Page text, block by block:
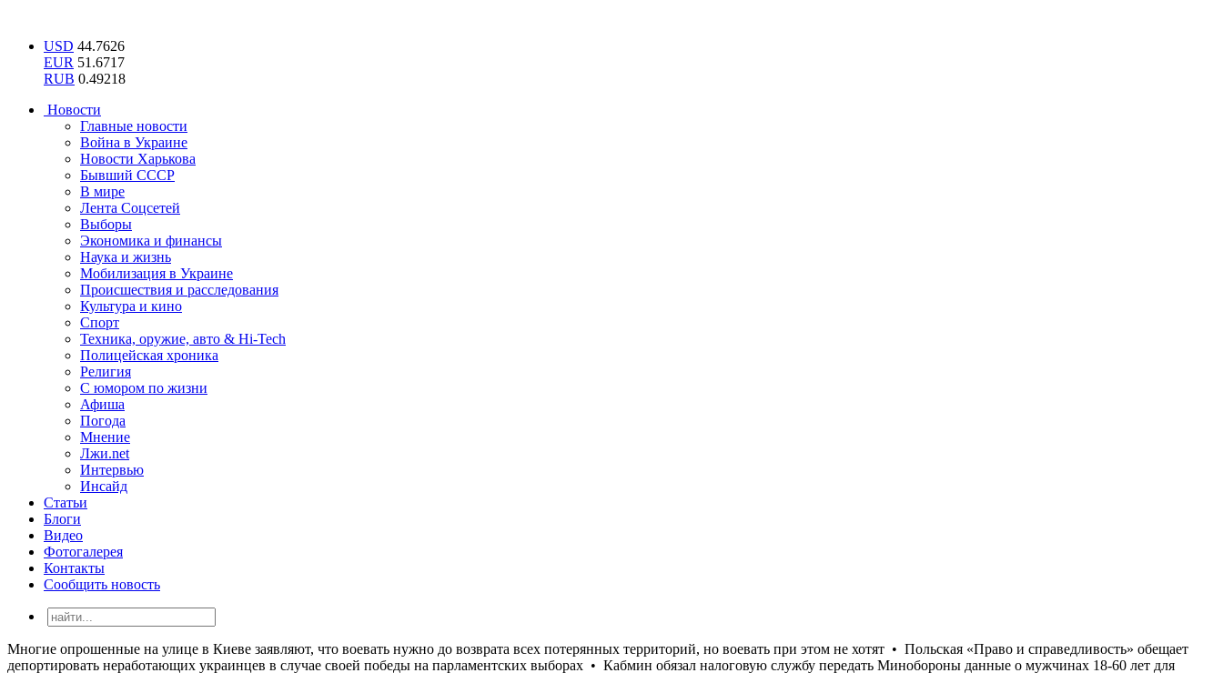
USD 44.7626
EUR 51.6717
RUB 0.49218
Новости
Главные новости
Война в Украине
Новости Харькова
Бывший СССР
В мире
Лента Соцсетей
Выборы
Экономика и финансы
Наука и жизнь
Мобилизация в Украине
Происшествия и расследования
Культура и кино
Спорт
Техника, оружие, авто & Hi-Tech
Полицейская хроника
Религия
С юмором по жизни
Афиша
Погода
Мнение
Лжи.net
Интервью
Инсайд
Статьи
Блоги
Видео
Фотогалерея
Контакты
Сообщить новость
Многие опрошенные на улице в Киеве заявляют, что воевать нужно до возврата всех потерянных территорий, но воевать при этом не хотят • Польская «Право и справедливость» обещает депортировать неработающих украинцев в случае своей победы на парламентских выборах • Кабмин обязал налоговую службу передать Минобороны данные о мужчинах 18-60 лет для проверки их воинского учета • Только с начала июля Россия уничтожила более 400 000 кв. м складов и логистических комплексов украинского бизнеса • Страны ЕС отказываются от передачи Украине перехватчиков к Patriot, опасаясь потратить все запасы • США отказали Украине в назначении Умерова послом • Стефанишина "наныла" залог меньше, чем просил адвокат • Бывший командующий логистикой Воздушных сил Андрей Украинец получил новое подозрение по коррупционному делу • «Осторожный оптимизм, который преобладал у украинской стороны в начале лета, в значительной степени исчез», - Юлиан Репке • «Моя твоя не понимай»: Кандидат в судьи МУС от Украины не прошел собеседование на английском и французском языках • Многие опрошенные на улице в Киеве заявляют, что воевать нужно до возврата всех потерянных территорий, но воевать при этом не хотят • Польская «Право и справедливость» обещает депортировать неработающих украинцев в случае своей победы на парламентских выборах • Кабмин обязал налоговую службу передать Минобороны данные о мужчинах 18-60 лет для проверки их воинского учета • Только с начала июля Россия уничтожила более 400 000 кв. м складов и логистических комплексов украинского бизнеса • Страны ЕС отказываются от передачи Украине перехватчиков к Patriot, опасаясь потратить все запасы • США отказали Украине в назначении Умерова послом • Стефанишина "наныла" залог меньше, чем просил адвокат • Бывший командующий логистикой Воздушных сил Андрей Украинец получил новое подозрение по коррупционному делу • «Осторожный оптимизм, который преобладал у украинской стороны в начале лета, в значительной степени исчез», - Юлиан Репке • «Моя твоя не понимай»: Кандидат в судьи МУС от Украины не прошел собеседование на английском и французском языках • Многие опрошенные на улице в Киеве заявляют, что воевать нужно до возврата всех потерянных территорий, но воевать при этом не хотят • Польская «Право и справедливость» обещает депортировать неработающих украинцев в случае своей победы на парламентских выборах • Кабмин обязал налоговую службу передать Минобороны данные о мужчинах 18-60 лет для проверки их воинского учета • Только с начала июля Россия уничтожила более 400 000 кв. м складов и логистических комплексов украинского бизнеса • Страны ЕС отказываются от передачи Украине перехватчиков к Patriot, опасаясь потратить все запасы • США отказали Украине в назначении Умерова послом • Стефанишина "наныла" залог меньше, чем просил адвокат • Бывший командующий логистикой Воздушных сил Андрей Украинец получил новое подозрение по коррупционному делу • «Осторожный оптимизм, который преобладал у украинской стороны в начале лета, в значительной степени исчез», - Юлиан Репке • «Моя твоя не понимай»: Кандидат в судьи МУС от Украины не прошел собеседование на английском и французском языках • Многие опрошенные на улице в Киеве заявляют, что воевать нужно до возврата всех потерянных территорий, но воевать при этом не хотят • Польская «Право и справедливость» обещает депортировать неработающих украинцев в случае своей победы на парламентских выборах • Кабмин обязал налоговую службу передать Минобороны данные о мужчинах 18-60 лет для проверки их воинского учета • Только с начала июля Россия уничтожила более 400 000 кв. м складов и логистических комплексов украинского бизнеса • Страны ЕС отказываются от передачи Украине перехватчиков к Patriot, опасаясь потратить все запасы • США отказали Украине в назначении Умерова послом • Стефанишина "наныла" залог меньше, чем просил адвокат • Бывший командующий логистикой Воздушных сил Андрей Украинец получил новое подозрение по коррупционному делу • «Осторожный оптимизм, который преобладал у украинской стороны в начале лета, в значительной степени исчез», - Юлиан Репке • «Моя твоя не понимай»: Кандидат в судьи МУС от Украины не прошел собеседование на английском и французском языках • Многие опрошенные на улице в Киеве заявляют, что воевать нужно до возврата всех потерянных территорий, но воевать при этом не хотят • Польская «Право и справедливость» обещает депортировать неработающих украинцев в случае своей победы на парламентских выборах • Кабмин обязал налоговую службу передать Минобороны данные о мужчинах 18-60 лет для проверки их воинского учета • Только с начала июля Россия уничтожила более 400 000 кв. м складов и логистических комплексов украинского бизнеса • Страны ЕС отказываются от передачи Украине перехватчиков к Patriot, опасаясь потратить все запасы • США отказали Украине в назначении Умерова послом • Стефанишина "наныла" залог меньше, чем просил адвокат • Бывший командующий логистикой Воздушных сил Андрей Украинец получил новое подозрение по коррупционному делу • «Осторожный оптимизм, который преобладал у украинской стороны в начале лета, в значительной степени исчез», - Юлиан Репке • «Моя твоя не понимай»: Кандидат в судьи МУС от Украины не прошел собеседование на английском и французском языках • Многие опрошенные на улице в Киеве заявляют, что воевать нужно до возврата всех потерянных территорий, но воевать при этом не хотят • Польская «Право и справедливость» обещает депортировать неработающих украинцев в случае своей победы на парламентских выборах • Кабмин обязал налоговую службу передать Минобороны данные о мужчинах 18-60 лет для проверки их воинского учета • Только с начала июля Россия уничтожила более 400 000 кв. м складов и логистических комплексов украинского бизнеса • Страны ЕС отказываются от передачи Украине перехватчиков к Patriot, опасаясь потратить все запасы • США отказали Украине в назначении Умерова послом • Стефанишина "наныла" залог меньше, чем просил адвокат • Бывший командующий логистикой Воздушных сил Андрей Украинец получил новое подозрение по коррупционному делу • «Осторожный оптимизм, который преобладал у украинской стороны в начале лета, в значительной степени исчез», - Юлиан Репке • «Моя твоя не понимай»: Кандидат в судьи МУС от Украины не прошел собеседование на английском и французском языках • Многие опрошенные на улице в Киеве заявляют, что воевать нужно до возврата всех потерянных территорий, но воевать при этом не хотят • Польская «Право и справедливость» обещает депортировать неработающих украинцев в случае своей победы на парламентских выборах • Кабмин обязал налоговую службу передать Минобороны данные о мужчинах 18-60 лет для проверки их воинского учета • Только с начала июля Россия уничтожила более 400 000 кв. м складов и логистических комплексов украинского бизнеса • Страны ЕС отказываются от передачи Украине перехватчиков к Patriot, опасаясь потратить все запасы • США отказали Украине в назначении Умерова послом • Стефанишина "наныла" залог меньше, чем просил адвокат • Бывший командующий логистикой Воздушных сил Андрей Украинец получил новое подозрение по коррупционному делу • «Осторожный оптимизм, который преобладал у украинской стороны в начале лета, в значительной степени исчез», - Юлиан Репке • «Моя твоя не понимай»: Кандидат в судьи МУС от Украины не прошел собеседование на английском и французском языках • Многие опрошенные на улице в Киеве заявляют, что воевать нужно до возврата всех потерянных территорий, но воевать при этом не хотят • Польская «Право и справедливость» обещает депортировать неработающих украинцев в случае своей победы на парламентских выборах • Кабмин обязал налоговую службу передать Минобороны данные о мужчинах 18-60 лет для проверки их воинского учета • Только с начала июля Россия уничтожила более 400 000 кв. м складов и логистических комплексов украинского бизнеса • Страны ЕС отказываются от передачи Украине перехватчиков к Patriot, опасаясь потратить все запасы • США отказали Украине в назначении Умерова послом • Стефанишина "наныла" залог меньше, чем просил адвокат • Бывший командующий логистикой Воздушных сил Андрей Украинец получил новое подозрение по коррупционному делу • «Осторожный оптимизм, который преобладал у украинской стороны в начале лета, в значительной степени исчез», - Юлиан Репке • «Моя твоя не понимай»: Кандидат в судьи МУС от Украины не прошел собеседование на английском и французском языках • Многие опрошенные на улице в Киеве заявляют, что воевать нужно до возврата всех потерянных территорий, но воевать при этом не хотят • Польская «Право и справедливость» обещает депортировать неработающих украинцев в случае своей победы на парламентских выборах • Кабмин обязал налоговую службу передать Минобороны данные о мужчинах 18-60 лет для проверки их воинского учета • Только с начала июля Россия уничтожила более 400 000 кв. м складов и логистических комплексов украинского бизнеса • Страны ЕС отказываются от передачи Украине перехватчиков к Patriot, опасаясь потратить все запасы • США отказали Украине в назначении Умерова послом • Стефанишина "наныла" залог меньше, чем просил адвокат • Бывший командующий логистикой Воздушных сил Андрей Украинец получил новое подозрение по коррупционному делу • «Осторожный оптимизм, который преобладал у украинской стороны в начале лета, в значительной степени исчез», - Юлиан Репке • «Моя твоя не понимай»: Кандидат в судьи МУС от Украины не прошел собеседование на английском и французском языках • Многие опрошенные на улице в Киеве заявляют, что воевать нужно до возврата всех потерянных территорий, но воевать при этом не хотят • Польская «Право и справедливость» обещает депортировать неработающих украинцев в случае своей победы на парламентских выборах • Кабмин обязал налоговую службу передать Минобороны данные о мужчинах 18-60 лет для проверки их воинского учета • Только